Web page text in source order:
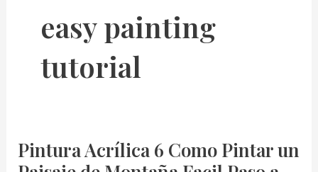
easy painting
tutorial
Pintura Acrílica 6 Como Pintar un